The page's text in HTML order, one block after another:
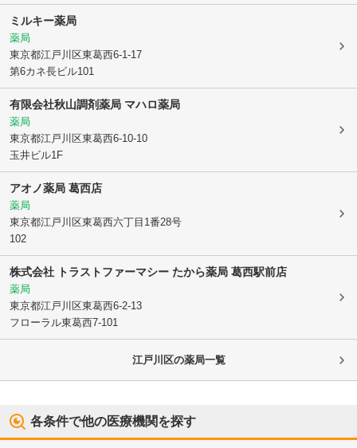
ミルキー薬局
薬局
東京都江戸川区東葛西6-1-17
第6カネ長ビル101
有限会社秋山調剤薬局 マハロ薬局
薬局
東京都江戸川区東葛西6-10-10
玉井ビル1F
アオノ薬局 葛西店
薬局
東京都江戸川区東葛西六丁目1番28号
102
株式会社 トラストファーマシー たから薬局 葛西駅前店
薬局
東京都江戸川区東葛西6-2-13
フローラル東葛西7-101
江戸川区の薬局一覧
各条件で他の医療機関を探す